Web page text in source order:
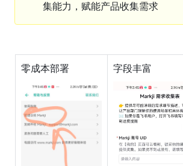
集能力，赋能产品收集需求
零成本部署 字段丰富